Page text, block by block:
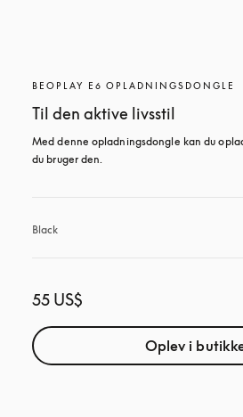
BEOPLAY E6 OPLADNINGSDONGLE
Til den aktive livsstil
Med denne opladningsdongle kan du
du bruger den.
Black
55 US$
Oplev i